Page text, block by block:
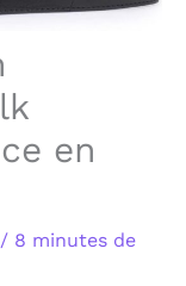
en
/ 8 minutes de